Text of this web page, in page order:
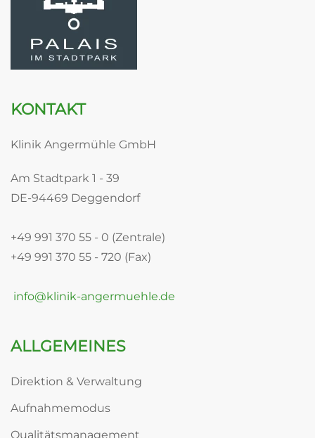
KONTAKT
Klinik Angermühle GmbH
Am Stadtpark 1 - 39
DE-94469 Deggendorf
+49 991 370 55 - 0 (Zentrale)
+49 991 370 55 - 720 (Fax)
info@klinik-angermuehle.de
ALLGEMEINES
Direktion & Verwaltung
Aufnahmemodus
Qualitätsmanagement